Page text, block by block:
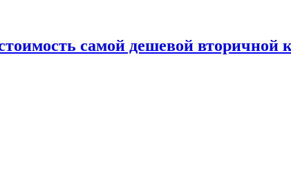
самой дешевой вторичной